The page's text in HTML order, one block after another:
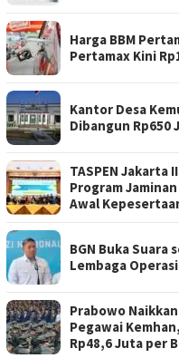
Harga BBM
Pertamax Kini
Kantor Desa
Dibangun Rp650
TASPEN Jakarta
Program
Awal
BGN Buka Suara
Lembaga
Prabowo
Pegawai
Rp48,6 Juta per